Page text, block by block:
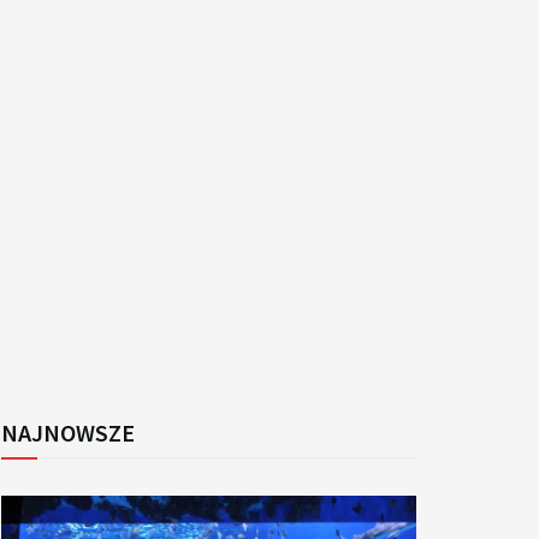
NAJNOWSZE